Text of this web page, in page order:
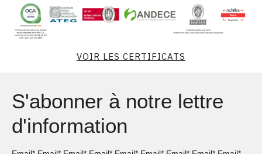
VOIR LES CERTIFICATS
S'abonner à notre lettre
d'information